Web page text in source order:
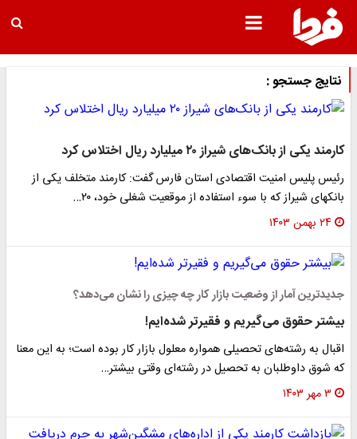
نتایج جستجو :
کارمند یکی از بانک‌های شیراز ۲۰ میلیارد ریال اختلاس کرد
رئیس پلیس امنیت اقتصادی استان فارس گفت: کارمند متخلف یکی از
بانکهای شیراز که با سوء استفاده از موقعیت شغلی خود، ۲۰…
۲۴ بهمن ۱۴۰۳
جدیدترین آمار از وضعیت بازار کار چه چیزی را نشان می‌دهد؟
بیشتر حقوق می‌گیریم و فقیرتر شده‌ایم!
اقبال به رشته‌های تحصیلی همواره معلول بازار کار بوده است؛ به این معنا
که شوق داوطلبان به تحصیل در رشته‌ای وقتی بیشتر…
۳ مهر ۱۴۰۳